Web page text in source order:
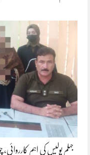
جہلم پولیس کی اہم